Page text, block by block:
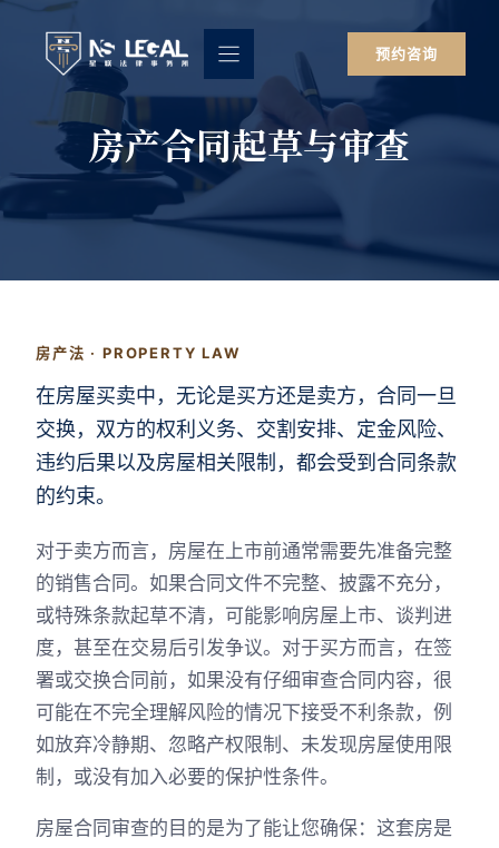
预约咨询
房产合同起草与审查
房产法 · PROPERTY LAW
在房屋买卖中，无论是买方还是卖方，合同一旦
交换，双方的权利义务、交割安排、定金风险、
违约后果以及房屋相关限制，都会受到合同条款
的约束。
对于卖方而言，房屋在上市前通常需要先准备完整
的销售合同。如果合同文件不完整、披露不充分，
或特殊条款起草不清，可能影响房屋上市、谈判进
度，甚至在交易后引发争议。对于买方而言，在签
署或交换合同前，如果没有仔细审查合同内容，很
可能在不完全理解风险的情况下接受不利条款，例
如放弃冷静期、忽略产权限制、未发现房屋使用限
制，或没有加入必要的保护性条件。
房屋合同审查的目的是为了能让您确保：这套房是